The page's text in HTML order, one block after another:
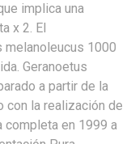
implica una
x 2. El
melanoleucus 1000
Geranoetus
a partir de la
con la realización de
completa en 1999 a